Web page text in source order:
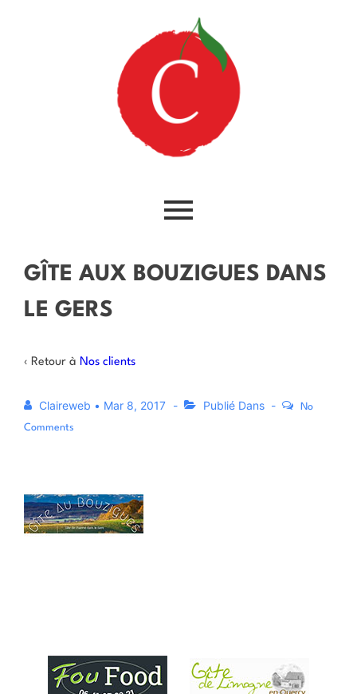
GÎTE AUX BOUZIGUES DANS
LE GERS
‹ Retour à Nos clients
Claireweb • Mar 8, 2017 Publié Dans
No
Comments